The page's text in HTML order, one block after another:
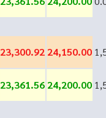
23,300.92 24,150.00
23,361.56 24,200.00